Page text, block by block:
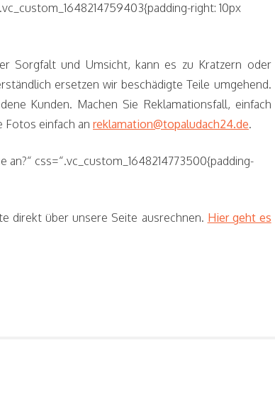
right: 10px
Sorgfalt und Umsicht, kann es zu Kratzern oder
ersetzen wir beschädigte Teile umgehend.
Kunden. Machen Sie Reklamationsfall, einfach
Fotos einfach an reklamation@topaludach24.de.
css=“.vc_custom_1648214773500{padding-
direkt über unsere Seite ausrechnen. Hier geht es